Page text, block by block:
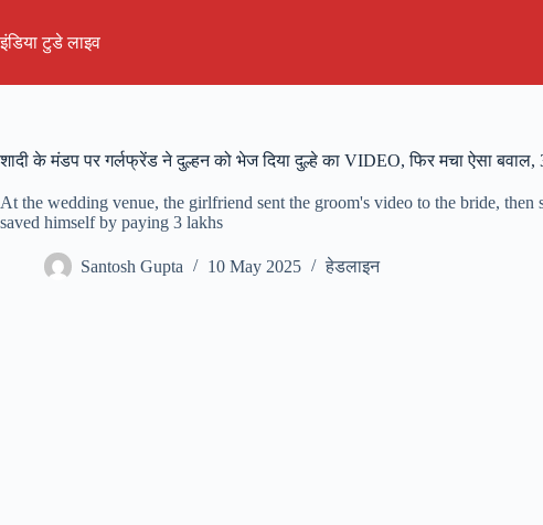
content
इंडिया टुडे लाइव
शादी के मंडप पर गर्लफ्रेंड ने दुल्हन को भेज दिया दुल्हे का VIDEO, फिर मचा ऐसा
At the wedding venue, the girlfriend sent the groom's video to the bride, then
saved himself by paying 3 lakhs
Santosh Gupta 10 May 2025 हेडलाइन